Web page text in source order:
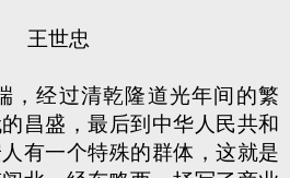
王世忠
，经过清乾隆道光年间的繁
昌盛，最后到中华人民共和
有一个特殊的群体，这就是